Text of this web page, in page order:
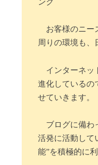
お客様のニー
周りの環境も、
インターネッ
進化しているの
せていきます。
ブログに備わ
活発に活動して
能”を積極的に